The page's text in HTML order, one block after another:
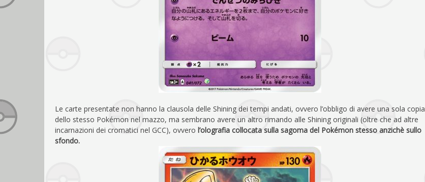
Le carte presentate non hanno la clausola delle Shining dei tempi andati, ovvero l’obbligo di avere una sola copia
dello stesso Pokémon nel mazzo, ma sembrano avere un altro rimando alle Shining originali (oltre che ad altre
incarnazioni dei cromatici nel GCC), ovvero l’olografia collocata sulla sagoma del Pokémon stesso anzichè sullo
sfondo.